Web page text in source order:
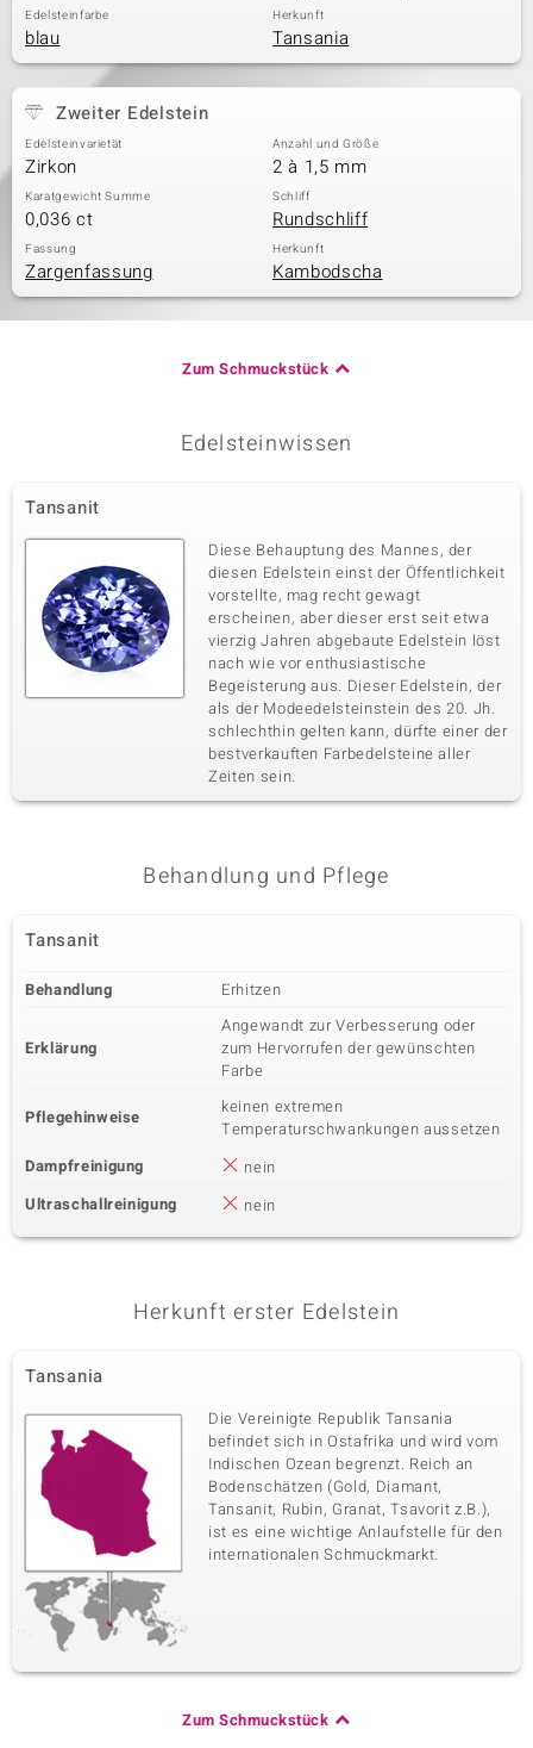
Edelsteinfarbe
blau
Herkunft
Tansania
Zweiter Edelstein
Edelsteinvarietät
Zirkon
Anzahl und Größe
2 à 1,5 mm
Karatgewicht Summe
0,036 ct
Schliff
Rundschliff
Fassung
Zargenfassung
Herkunft
Kambodscha
Zum Schmuckstück
Edelsteinwissen
Tansanit
Diese Behauptung des Mannes, der
diesen Edelstein einst der Öffentlichkeit
vorstellte, mag recht gewagt
erscheinen, aber dieser erst seit etwa
vierzig Jahren abgebaute Edelstein löst
nach wie vor enthusiastische
Begeisterung aus. Dieser Edelstein, der
als der Modeedelsteinstein des 20. Jh.
schlechthin gelten kann, dürfte einer der
bestverkauften Farbedelsteine aller
Zeiten sein.
Behandlung und Pflege
Tansanit
Behandlung Erhitzen
Erklärung
Angewandt zur Verbesserung oder
zum Hervorrufen der gewünschten
Farbe
Pflegehinweise
keinen extremen
Temperaturschwankungen aussetzen
Dampfreinigung
nein
Ultraschallreinigung
nein
Herkunft erster Edelstein
Tansania
Die Vereinigte Republik Tansania
befindet sich in Ostafrika und wird vom
Indischen Ozean begrenzt. Reich an
Bodenschätzen (Gold, Diamant,
Tansanit, Rubin, Granat, Tsavorit z.B.),
ist es eine wichtige Anlaufstelle für den
internationalen Schmuckmarkt.
Zum Schmuckstück